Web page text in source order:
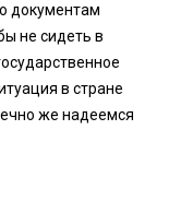
документам
не сидеть в
в стране
же надеемся